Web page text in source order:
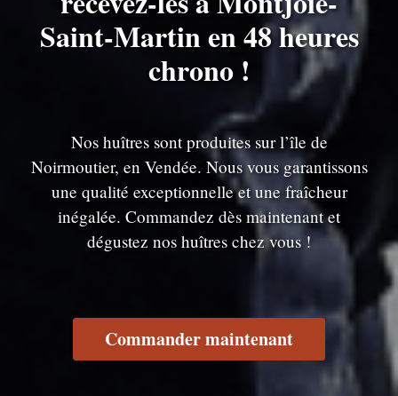
Saint-Martin en 48 heures
chrono !
Nos huîtres sont produites sur l’île de
Noirmoutier, en Vendée. Nous vous garantissons
une qualité exceptionnelle et une fraîcheur
inégalée. Commandez dès maintenant et
dégustez nos huîtres chez vous !
Commander maintenant